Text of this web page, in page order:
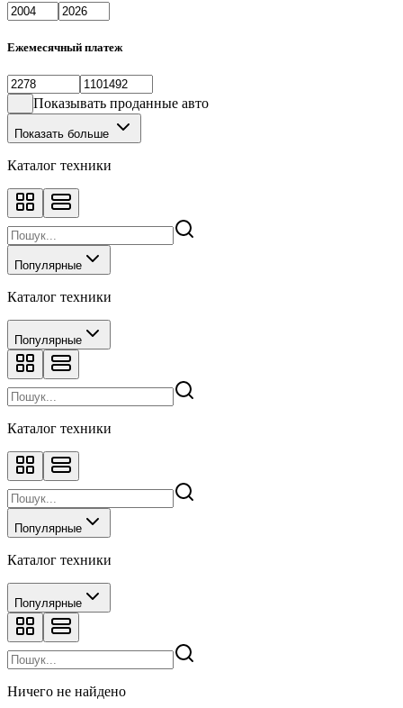
Ежемесячный платеж
Показывать проданные авто
Показать больше
Каталог техники
Популярные
Каталог техники
Популярные
Каталог техники
Популярные
Каталог техники
Популярные
Ничего не найдено